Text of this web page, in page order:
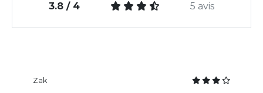
3.8 / 4 5 avis
Zak